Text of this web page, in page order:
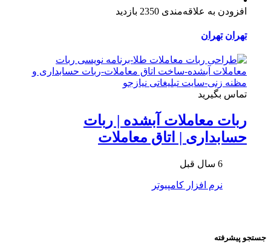
افزودن به علاقه‌مندی 2350 بازدید
تهران تهران
تماس بگیرید
ربات معاملات آبشده | ربات
حسابداری | اتاق معاملات
6 سال قبل
نرم افزار کامپیوتر
جستجو پیشرفته